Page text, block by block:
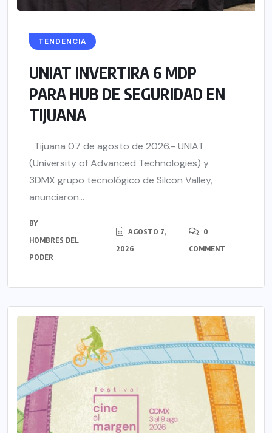
TENDENCIA
UNIAT INVERTIRA 6 MDP
PARA HUB DE SEGURIDAD EN
TIJUANA
Tijuana 07 de agosto de 2026.- UNIAT
(University of Advanced Technologies) y
3DMX grupo tecnológico de Silcon Valley,
anunciaron...
BY
HOMBRES DEL
PODER
AGOSTO 7,
2026
0
COMMENT